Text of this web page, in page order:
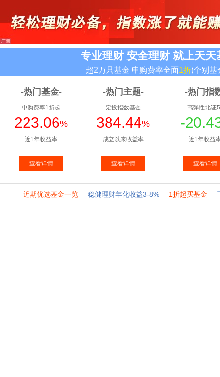
专业理财 安全理财 就上天天
超2万只基金 申购费率全面1折(个别基
-热门基金-
申购费率1折起
223.06%
近1年收益率
查看详情
-热门主题-
定投指数基金
384.44%
成立以来收益率
查看详情
-热门指
高弹性北证
-
近1年收益
查看详情
近期优选基金一览 稳健理财年化收益3-8% 1折起买基金